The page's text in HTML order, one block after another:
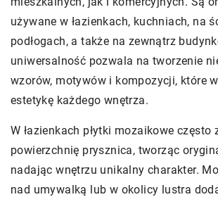
używane w łazienkach, kuchniach, na
podłogach, a także na zewnątrz
uniwersalność pozwala na tworzenie
wzorów, motywów i kompozycji, które
estetykę każdego wnętrza.
W łazienkach płytki mozaikowe często
powierzchnię prysznica, tworząc
nadając wnętrzu unikalny charakter.
nad umywalką lub w okolicy lustra